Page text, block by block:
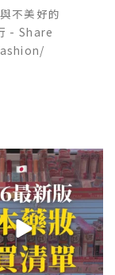
不美好的
- Share
藥妝店必買什麼
近紅什麼？...
20